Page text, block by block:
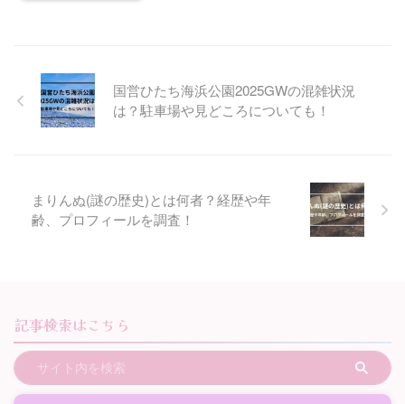
国営ひたち海浜公園2025GWの混雑状況
は？駐車場や見どころについても！
まりんぬ(謎の歴史)とは何者？経歴や年
齢、プロフィールを調査！
記事検索はこちら